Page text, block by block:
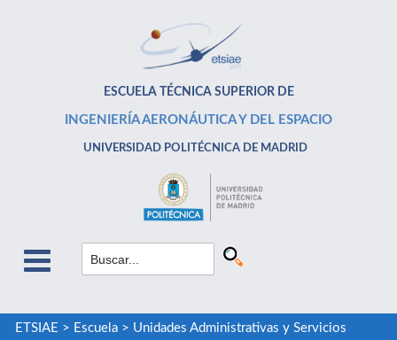
ESCUELA TÉCNICA SUPERIOR DE
INGENIERÍA AERONÁUTICA Y DEL ESPACIO
UNIVERSIDAD POLITÉCNICA DE MADRID
ETSIAE > Escuela> Unidades Administrativas y Servicios